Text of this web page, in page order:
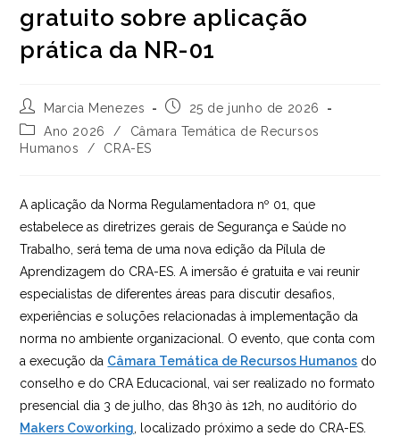
gratuito sobre aplicação
prática da NR-01
Autor
do
post:
Marcia Menezes
Post25 de junho de 2026
Categoria
do
Ano 2026 /
Câmara Temática de Recursos
Humanos
/ CRA-ES
A aplicação da Norma Regulamentadora nº 01, que
estabelece as diretrizes gerais de Segurança e Saúde no
Trabalho, será tema de uma nova edição da Pílula de
Aprendizagem do CRA-ES. A imersão é gratuita e vai reunir
especialistas de diferentes áreas para discutir desafios,
experiências e soluções relacionadas à implementação da
norma no ambiente organizacional. O evento, que conta com
a execução da Câmara Temática de Recursos Humanos do
conselho e do CRA Educacional, vai ser realizado no formato
presencial dia 3 de julho, das 8h30 às 12h, no auditório do
Makers Coworking , localizado próximo a sede do CRA-ES.